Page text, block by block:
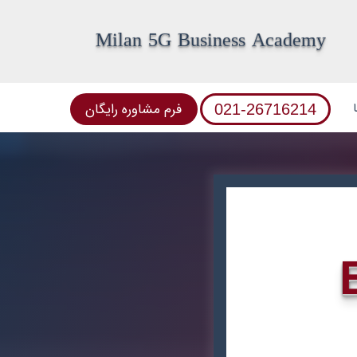
Milan 5G Business Academy
فرم مشاوره رایگان 021-26716214